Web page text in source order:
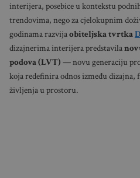
interijera, posebice u kontekstu
trendovima, nego za cjelokupnim
godinama razvijaobiteljska tvrtka
dizajnerima interijera predstavila
podova (LVT) — novu generaciju
koja redefinira odnos između dizajna,
življenja u prostoru.